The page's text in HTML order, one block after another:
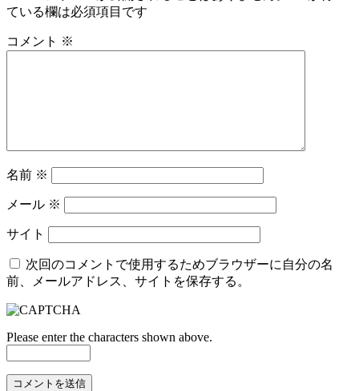
ている欄は必須項目です
コメント ※
名前 ※
メール ※
サイト
次回のコメントで使用するためブラウザーに自分の名
前、メールアドレス、サイトを保存する。
Please enter the characters shown above.